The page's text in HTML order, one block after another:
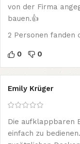
von der Firma
bauen.👍
2 Personen fanden
0 0
Emily Krüger
Die aufklappbaren
einfach zu